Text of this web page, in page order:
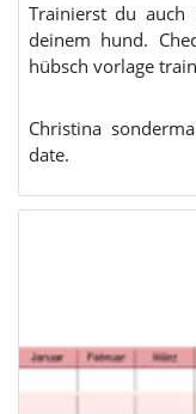
Trainierst du
deinem hund.
hübsch vorlage
Christina
date.